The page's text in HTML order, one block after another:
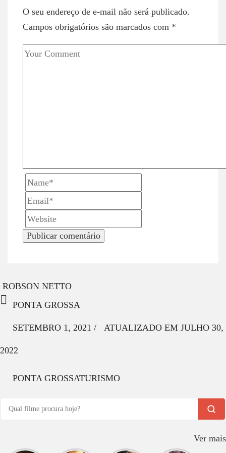
O seu endereço de e-mail não será publicado.
Campos obrigatórios são marcados com *
ROBSON NETTO
PONTA GROSSA
SETEMBRO 1, 2021 / ATUALIZADO EM JULHO 30,
2022
PONTA GROSSATURISMO
Ver mais